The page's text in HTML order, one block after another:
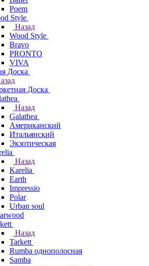
Poem
Style
Назад
Wood Style
Bravo
PRONTO
VIVA
Доска
Доска
Назад
Galathea
Американский
Итальянский
Экзотическая
Назад
Karelia
Earth
Impressio
Polar
Urban soul
Назад
Tarkett
Rumba однополосная
Samba